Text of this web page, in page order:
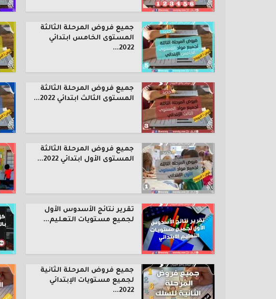
جميع فروض المرحلة الثالثة
المستوى الخامس ابتدائي
2022...
جميع فروض المرحلة الثالثة
المستوى الثالث ابتدائي 2022...
جميع فروض المرحلة الثالثة
المستوى الأول ابتدائي 2022...
تقرير نتائج الأسدوس الأول
لجميع مستويات التعليم...
جميع فروض المرحلة الثانية
لجميع مستويات الإبتدائي
2022...